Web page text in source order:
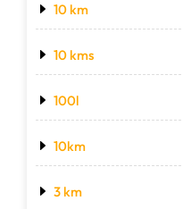
10 km
10 kms
100l
10km
3 km